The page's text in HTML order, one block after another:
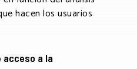
hacen los usuarios
acceso a la